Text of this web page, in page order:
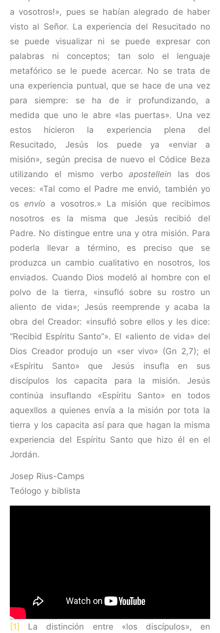
a vosotros!», pues se habían alegrado de haber
visto al Señor. La experiencia del Resucitado no
se puede visualizar ni se puede expresar con
palabras ni conceptos; tan solo el lenguaje
metafórico se le puede acercar. No se trata de
una experiencia puntual, que se hace de una vez
para siempre: se ha de ir profun­dizando, a
medida que uno le abre «las puertas». Una vez
estos hicieron la experiencia plena del
Resucitado, Jesús los puede ya «enviar a
misión», según precisa de nuevo el Códice Beza
utilizando el mismo verboapostellein las dos
veces: «Tal como el Padre me envió, también yo
os envío a vosotros.» La misión que recibimos
nosotros es la misma que Jesús recibió del
Padre. No distingue entre una y otra misión. Para
poderla llevar a término, es preciso que se
produzca un cambio cualitativo en nosotros, los
enviados. Cuando Dios modeló al hombre con el
polvo de la tierra, «insufló sobre su rostro un
aliento de vida»; Jesús reemprende y acaba la
obra del Creador: «insufló sobre ellos y les dice:
“Recibid Espíritu Santo”». El «aliento de vida» del
Dios Creador produjo un «ser vivo» (Gn 2,7); el
«Espíritu Santo» que Jesús insufla en sus
discípulos los capacita para la misión. Jesús
continúa insuflando «Espíritu Santo» en todos
aquexllos a quienes envía a la misión por tota la
tierra y los capacita así para que hagan la misma
experien­cia del Espíritu Santo que hizo él en el
Jordán.
Josep Rius-Camps
​Teólogo y biblista
[1] La distinción entre «los discípulos», en